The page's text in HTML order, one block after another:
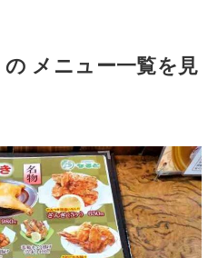
の メニュー一覧を見